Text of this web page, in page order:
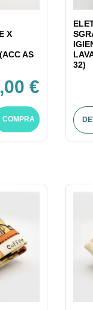
X
AS
€
COMPRA
32)